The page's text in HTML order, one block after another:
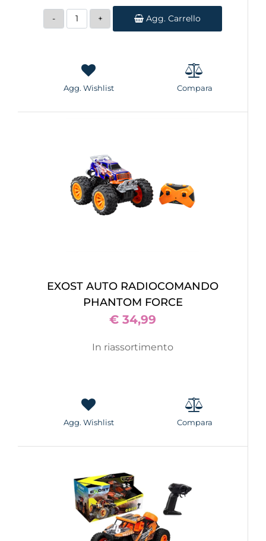
Quantità
Agg. Carrello
Agg. Wishlist Compara
EXOST AUTO RADIOCOMANDO
PHANTOM FORCE
€ 34,99
In riassortimento
Agg. Wishlist Compara